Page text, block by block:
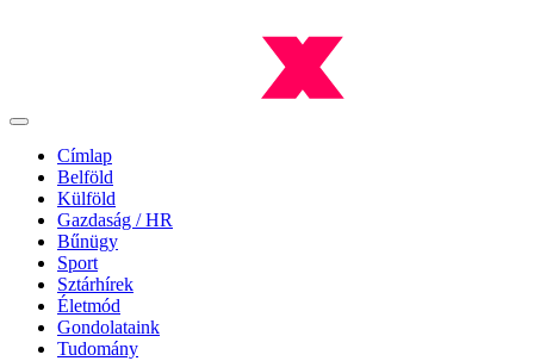
Címlap
Belföld
Külföld
Gazdaság / HR
Bűnügy
Sport
Sztárhírek
Életmód
Gondolataink
Tudomány